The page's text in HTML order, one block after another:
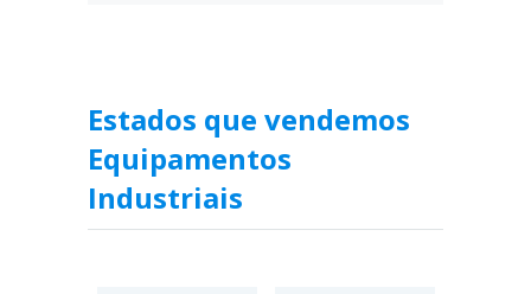
Estados que vendemos
Equipamentos
Industriais